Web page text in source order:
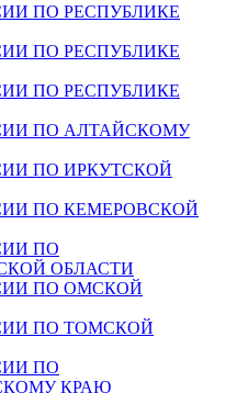
ПО РЕСПУБЛИКЕ
ПО РЕСПУБЛИКЕ
ПО РЕСПУБЛИКЕ
ПО АЛТАЙСКОМУ
ПО ИРКУТСКОЙ
ПО КЕМЕРОВСКОЙ
ПО
ОБЛАСТИ
ПО ОМСКОЙ
ПО ТОМСКОЙ
ПО
КРАЮ